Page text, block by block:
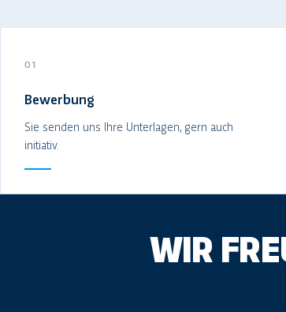
01
Bewerbung
Sie senden uns Ihre Unterlagen, gern auch
initiativ.
WIR